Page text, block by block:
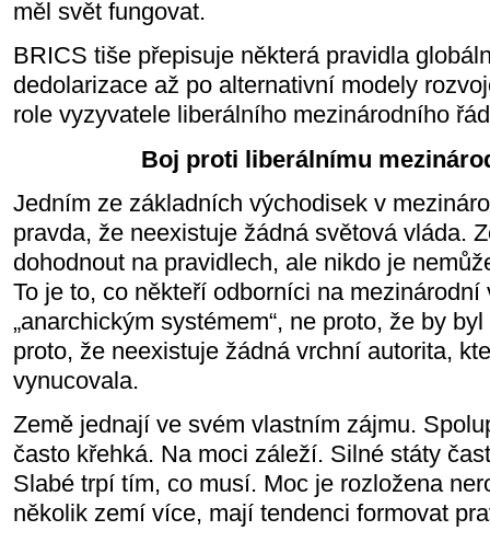
měl svět fungovat.
BRICS tiše přepisuje některá pravidla
dedolarizace až po alternativní modely
role vyzyvatele liberálního mezinárodního
Boj proti liberálnímu
Jedním ze základních východisek v
pravda, že neexistuje žádná světová vláda.
dohodnout na pravidlech, ale nikdo je
To je to, co někteří odborníci na
„anarchickým systémem“, ne proto, že by
proto, že neexistuje žádná vrchní autorita,
vynucovala.
Země jednají ve svém vlastním zájmu.
často křehká. Na moci záleží. Silné státy
Slabé trpí tím, co musí. Moc je rozložena
několik zemí více, mají tendenci formovat